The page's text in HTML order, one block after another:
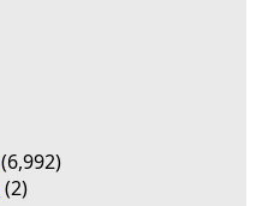
(6,992)
(2)